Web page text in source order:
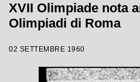
XVII Olimpiade nota
Olimpiadi di Roma
02 SETTEMBRE 1960